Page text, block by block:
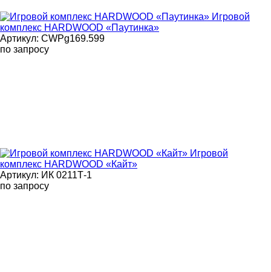
Игровой
комплекс HARDWOOD «Паутинка»
Артикул: CWPg169.599
по запросу
Игровой
комплекс HARDWOOD «Кайт»
Артикул: ИК 0211Т-1
по запросу